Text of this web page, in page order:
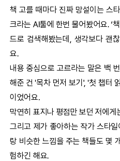
책 고를 때마다 진짜 망설이는 스
크라는 AI툴에 한번 물어봤어요. ‘
드로 검색해봤는데, 생각보다 괜
요.
내용 중심으로 고르라는 말은 백
해준 건 '목차 먼저 보기', '첫 챕터
이었어요.
막연히 표지나 평점만 보던 저에게
그리고 제가 좋아하는 작가 스타
랑 비슷한 느낌을 주는 책들도 몇
험하긴 해요.